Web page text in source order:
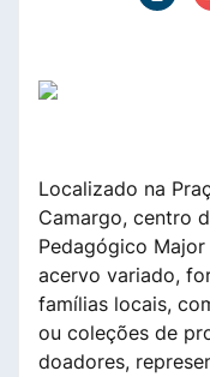
Localizado na
Camargo, centro
Pedagógico
acervo variado,
famílias locais,
ou coleções de
doadores,